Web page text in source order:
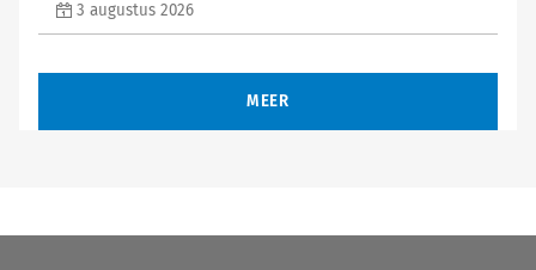
3 augustus 2026
MEER